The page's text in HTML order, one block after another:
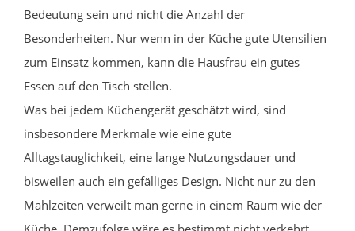
Bedeutung sein und nicht die Anzahl der
Besonderheiten. Nur wenn in der Küche gute Utensilien
zum Einsatz kommen, kann die Hausfrau ein gutes
Essen auf den Tisch stellen.
Was bei jedem Küchengerät geschätzt wird, sind
insbesondere Merkmale wie eine gute
Alltagstauglichkeit, eine lange Nutzungsdauer und
bisweilen auch ein gefälliges Design. Nicht nur zu den
Mahlzeiten verweilt man gerne in einem Raum wie der